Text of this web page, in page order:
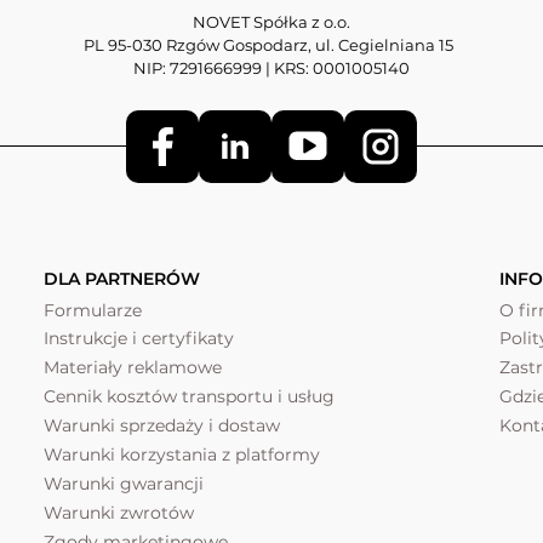
NOVET Spółka z o.o.
PL 95-030 Rzgów Gospodarz, ul. Cegielniana 15
NIP: 7291666999 | KRS: 0001005140
DLA PARTNERÓW
Formularze
Instrukcje i certyfikaty
Materiały reklamowe
Cennik kosztów transportu i usług
Warunki sprzedaży i dostaw
Warunki korzystania z platformy
Warunki gwarancji
Warunki zwrotów
O